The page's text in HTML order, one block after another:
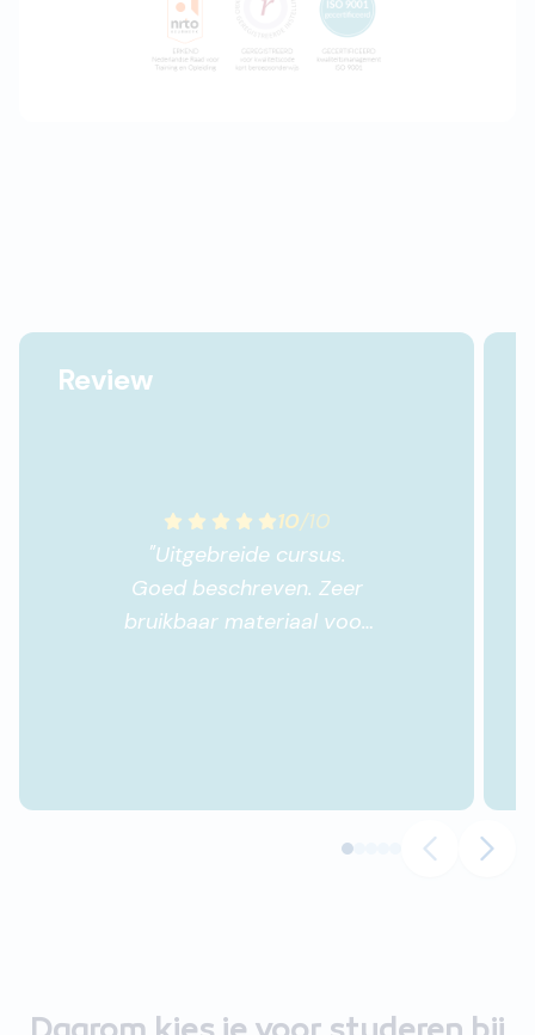
Review
10/10
"Uitgebreide cursus.
Goed beschreven. Zeer
bruikbaar materiaal voor